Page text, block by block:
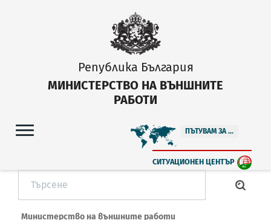
Република България
МИНИСТЕРСТВО НА ВЪНШНИТЕ
РАБОТИ
ПЪТУВАМ ЗА ...
СИТУАЦИОНЕН ЦЕНТЪР
Министерство на външните работи